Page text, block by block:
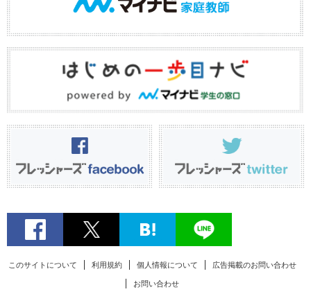
このサイトについて 利用規約 個人情報について 広告掲載のお問い合わせ
お問い合わせ